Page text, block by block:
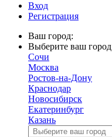
Вход
Регистрация
Ваш город:
Выберите ваш город
Сочи
Москва
Ростов-на-Дону
Краснодар
Новосибирск
Екатеринбург
Казань